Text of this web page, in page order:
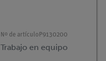
Nº de artículo P9130200
Trabajo en equipo